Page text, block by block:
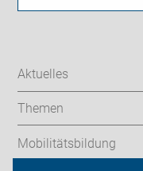
Aktuelles
Themen
Mobilitätsbildung